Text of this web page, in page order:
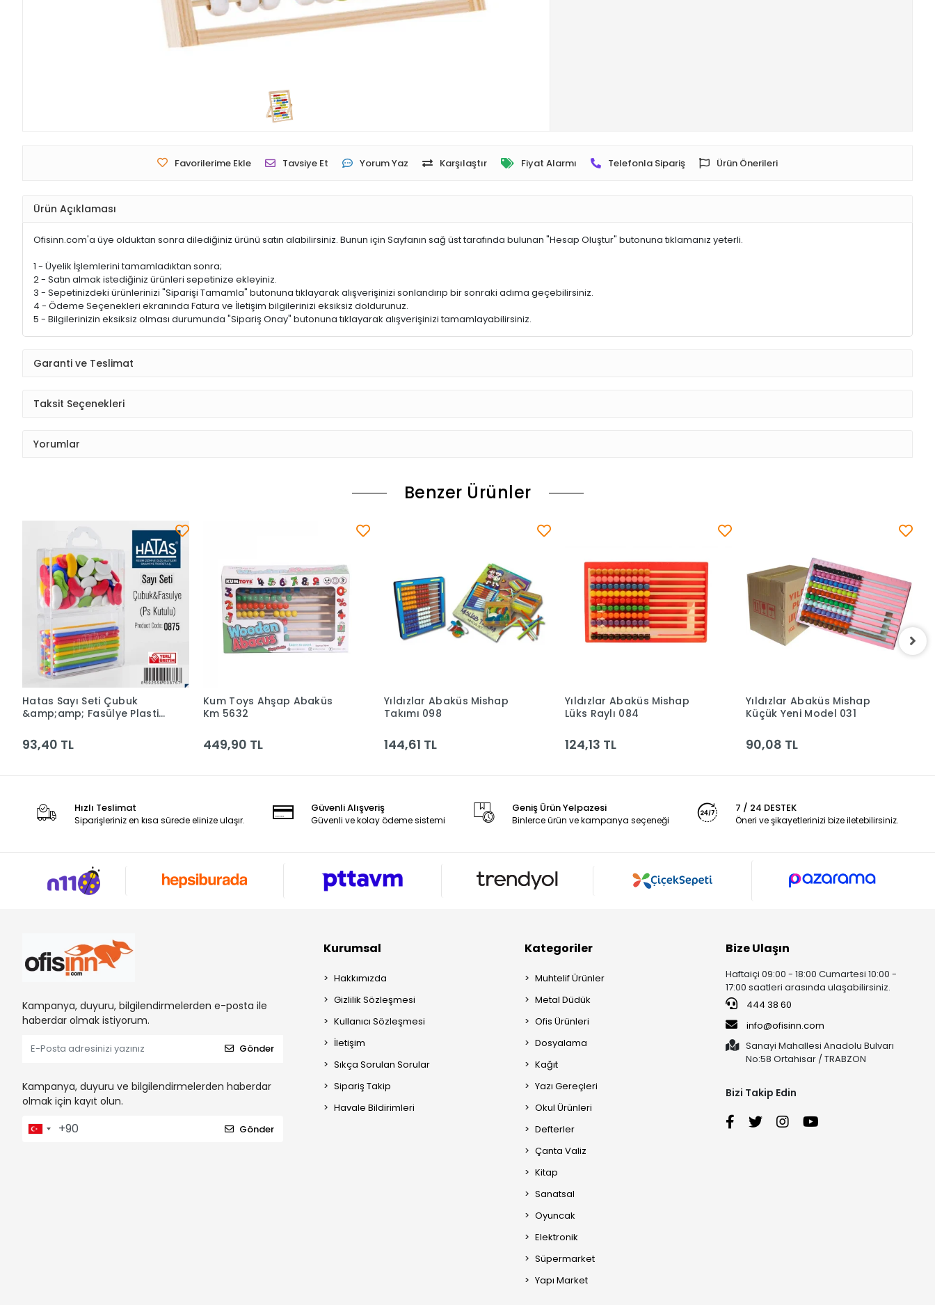
Favorilerime Ekle Tavsiye Et Yorum Yaz Karşılaştır Fiyat Alarmı Telefonla Sipariş Ürün Önerileri
Ürün Açıklaması
Ofisinn.com'a üye olduktan sonra dilediğiniz ürünü satın alabilirsiniz. Bunun için Sayfanın sağ üst tarafında bulunan "Hesap Oluştur" butonuna tıklamanız yeterli.
1 - Üyelik İşlemlerini tamamladıktan sonra;
2 - Satın almak istediğiniz ürünleri sepetinize ekleyiniz.
3 - Sepetinizdeki ürünlerinizi "Siparişi Tamamla" butonuna tıklayarak alışverişinizi sonlandırıp bir sonraki adıma geçebilirsiniz.
4 - Ödeme Seçenekleri ekranında Fatura ve İletişim bilgilerinizi eksiksiz doldurunuz.
5 - Bilgilerinizin eksiksiz olması durumunda "Sipariş Onay" butonuna tıklayarak alışverişinizi tamamlayabilirsiniz.
Garanti ve Teslimat
Taksit Seçenekleri
Yorumlar
Benzer Ürünler
Sepete Ekle
Hatas Sayı Seti Çubuk
&amp;amp; Fasülye Plastik
93,40 TL
Sepete Ekle
Kum Toys Ahşap Abaküs
Km 5632
449,90 TL
Sepete Ekle
Yıldızlar Abaküs Mishap
Takımı 098
144,61 TL
Sepete Ekle
Yıldızlar Abaküs Mishap
Lüks Raylı 084
124,13 TL
Sepete Ekle
Yıldızlar Abaküs Mishap
Küçük Yeni Model 031
90,08 TL
Hızlı Teslimat
Siparişleriniz en kısa sürede elinize ulaşır.
Güvenli Alışveriş
Güvenli ve kolay ödeme sistemi
Geniş Ürün Yelpazesi
Binlerce ürün ve kampanya seçeneği
7 / 24 DESTEK
Öneri ve şikayetlerinizi bize iletebilirsiniz.
Kampanya, duyuru, bilgilendirmelerden e-posta ile
haberdar olmak istiyorum.
Gönder
Kampanya, duyuru ve bilgilendirmelerden haberdar
olmak için kayıt olun.
Gönder
Kurumsal
Hakkımızda
Gizlilik Sözleşmesi
Kullanıcı Sözleşmesi
İletişim
Sıkça Sorulan Sorular
Sipariş Takip
Havale Bildirimleri
Kategoriler
Muhtelif Ürünler
Metal Düdük
Ofis Ürünleri
Dosyalama
Kağıt
Yazı Gereçleri
Okul Ürünleri
Defterler
Çanta Valiz
Kitap
Sanatsal
Oyuncak
Elektronik
Süpermarket
Yapı Market
Bize Ulaşın
Haftaiçi 09:00 - 18:00 Cumartesi 10:00 -
17:00 saatleri arasında ulaşabilirsiniz.
444 38 60
info@ofisinn.com
Sanayi Mahallesi Anadolu Bulvarı
No:58 Ortahisar / TRABZON
Bizi Takip Edin